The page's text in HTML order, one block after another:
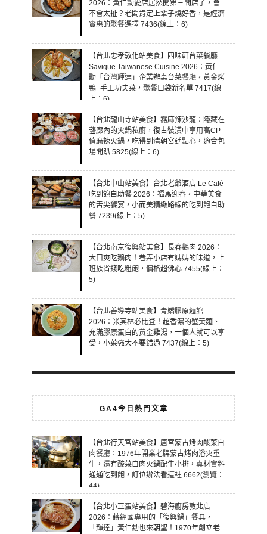
2026：黃仁勳愛店居然開第三間店了，會
不會太扯？老闆肯定上輩子燒好香，是經濟
實惠的聚餐選擇 7436(線上：6)
【台北忠孝敦化站美食】四味軒台菜餐廳
Savique Taiwanese Cuisine 2026：黃仁
勳「台灣輝達」企業辦桌台菜餐廳，黃金烤
鴨+手工功夫菜，聚餐口袋新名單 7417(線
上：6)
【台北龍山寺站美食】馫麻辣沙龍：隱藏在
藝廊內的火鍋私廚，復古裝潢中享用高CP
值麻辣火鍋，吃得到清朝宮廷點心，適合包
場開趴 5825(線上：6)
【台北中山站美食】台北老爺酒店 Le Café
吃到飽自助餐 2026：福馬迎春，中華美食
的舌尖饗宴，小而美精緻路線的吃到飽自助
餐 7239(線上：5)
【台北南京復興站美食】長春鵝肉 2026：
大口爽吃鵝肉！巷弄小店有媽媽的味道，上
班族省錢吃粗飽，價格超佛心 7455(線上：
5)
【台北善導寺站美食】青嬌膠原麵館
2026：米其林必比登！超香濃的蟹黃麵、
充滿膠原蛋白的黃金雞湯，一個人就可以享
受，小菜強大不要錯過 7437(線上：5)
GA4今日熱門文章
【台北行天宮站美食】唐宮蒙古烤肉酸菜白
肉餐廳：1976年開業老牌蒙古烤肉浴火重
生，還有酸菜白肉火鍋配牛小排，真材實料
通通吃到飽，訂位辦法看這裡 6662(瀏覽：
44)
【台北小巨蛋站美食】碧海廚房敦北店
2026：蔣經國專用的「復興鍋」餐具，
「輝達」黃仁勳也來朝聖！1970年創立老